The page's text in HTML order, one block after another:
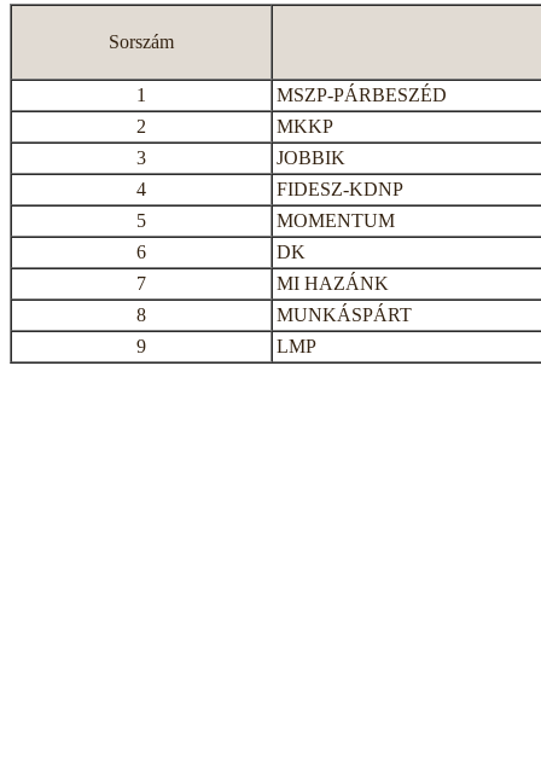
Sorszám
1
MSZP-PÁRBESZÉD
2
MKKP
3
JOBBIK
4
FIDESZ-KDNP
5
MOMENTUM
6
DK
7
MI HAZÁNK
8
MUNKÁSPÁRT
9
LMP